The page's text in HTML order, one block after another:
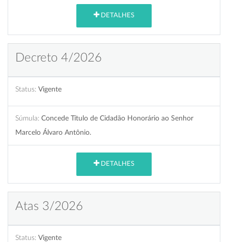
DETALHES
Decreto 4/2026
Status: Vigente
Súmula: Concede Título de Cidadão Honorário ao Senhor
Marcelo Álvaro Antônio.
DETALHES
Atas 3/2026
Status: Vigente